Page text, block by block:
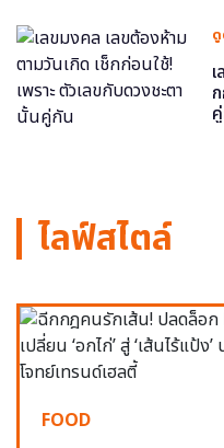
ไลฟ์สไตล์
FOOD